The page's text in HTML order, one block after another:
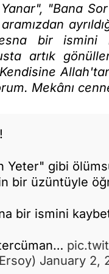
"Bana
aramızdan
bir ismini
artık
Mekânı
Yeter" gibi
bir üzüntüyle
bir ismini
January 2,